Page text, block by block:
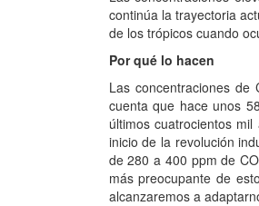
continúa la trayectoria
de los trópicos cuando
Por qué lo hacen
Las concentraciones de
cuenta que hace unos
últimos cuatrocientos
inicio de la revolución
de 280 a 400 ppm de CO
más preocupante de
alcanzaremos a